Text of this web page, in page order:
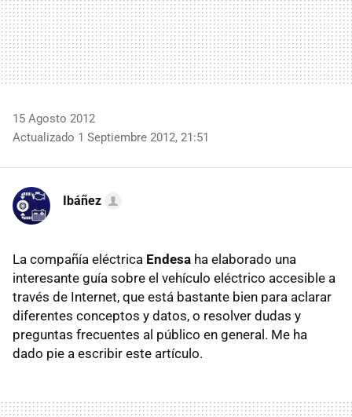
15 Agosto 2012
Actualizado 1 Septiembre 2012, 21:51
Ibáñez
La compañía eléctrica Endesa ha elaborado una
interesante guía sobre el vehículo eléctrico accesible a
través de Internet, que está bastante bien para aclarar
diferentes conceptos y datos, o resolver dudas y
preguntas frecuentes al público en general. Me ha
dado pie a escribir este artículo.